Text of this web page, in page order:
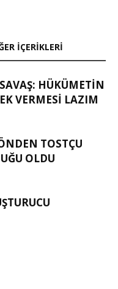
İÇERIKLERI
HÜKÜMETİN
VERMESİ LAZIM
TOSTÇU
OLDU